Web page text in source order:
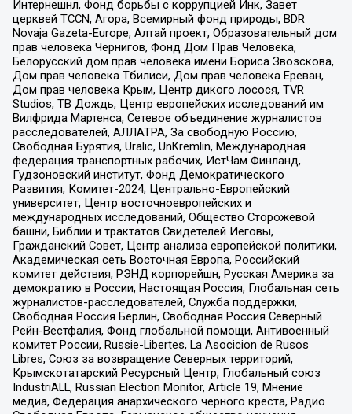
Интернешнл, Фонд борьбы с коррупцией Инк, Завет
церквей TCCN, Агора, Всемирный фонд природы, BDR
Novaja Gazeta-Europe, Алтай проект, Образовательный дом
прав человека Чернигов, Фонд Дом Прав Человека,
Белорусский дом прав человека имени Бориса Звозскова,
Дом прав человека Тбилиси, Дом прав человека Ереван,
Дом прав человека Крым, Центр дикого лосося, TVR
Studios, ТВ Дождь, Центр европейских исследований им
Вилфрида Мартенса, Сетевое объединение журналистов
расследователей, АЛЛАТРА, За свободную Россию,
Свободная Бурятия, Uralic, UnKremlin, Международная
федерация транспортных рабочих, ИстЧам Финланд,
Гудзоновский институт, Фонд Демократического
Развития, Комитет-2024, Центрально-Европейский
университет, Центр восточноевропейских и
международных исследований, Общество Сторожевой
башни, Библии и трактатов Свидетелей Иеговы,
Гражданский Совет, Центр анализа европейской политики,
Академическая сеть Восточная Европа, Российский
комитет действия, РЭНД корпорейшн, Русская Америка за
демократию в России, Настоящая Россия, Глобальная сеть
журналистов-расследователей, Служба поддержки,
Свободная Россия Берлин, Свободная Россия Северный
Рейн-Вестфалия, Фонд глобальной помощи, Антивоенный
комитет России, Russie-Libertes, La Asocicion de Rusos
Libres, Союз за возвращение Северных территорий,
Крымскотатарский Ресурсный Центр, Глобальный союз
IndustriALL, Russian Election Monitor, Article 19, Мнение
медиа, Федерация анархического черного креста, Радио